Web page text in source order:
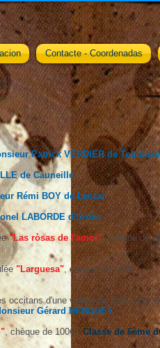
Contacte - Coordenadas
Patrick VERDIER de Toulouse
de Cauneille
Rémi BOY de Lescar
LABORDE d'Urdès
"Las ròsas de l'amor", chèque de
"Larguesa", chèque de 100€ :
occitans d'une valeur de 150€, pour
Gérard BENQUET
, chèque de 100€ :Classe de 6ème